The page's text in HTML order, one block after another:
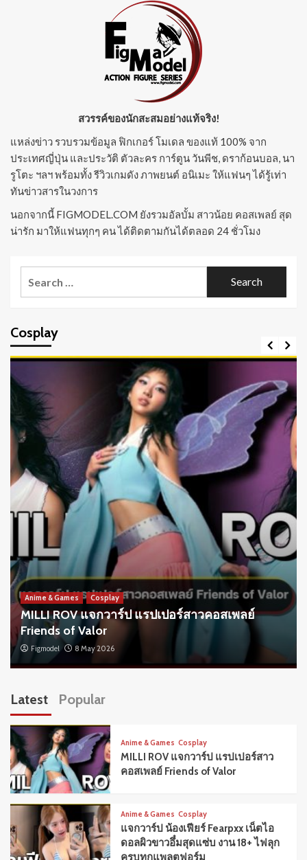
สวรรค์ของนักสะสมอย่างแท้จริง!
แหล่งข่าว รวบรวมข้อมูล ฟิกเกอร์ โมเดล ของแท้ 100% จาก
ประเทศญี่ปุ่น และประวัติ ตัวละคร การ์ตูน วันพีช, ดราก้อนบอล, นา
รูโตะ ฯลฯ พร้อมทั้ง รีวิวเกมดัง ภาพยนต์ อนิเมะ ให้แฟนๆ ได้รู้เท่า
ทันข่าวสารในวงการ
นอกจากนี้ FIGMODEL.COM ยังรวมอัลบั้ม สาวน้อย คอสเพลย์ สุด
น่ารัก มาให้แฟนทุกๆ คน ได้ติดตามกันได้ตลอด 24 ชั่วโมง
Cosplay
Anime & Games Cosplay
MILLI ROV แจกวาร์ป แรปเปอร์สาวคอสเพลย์
Friends of Valor
Figmodel 8 May 2026
Latest Popular
Anime & Games Cosplay
MILLI ROV แจกวาร์ป แรปเปอร์สาว
คอสเพลย์ Friends of Valor
Anime & Games Cosplay
แจกวาร์ป น้องเฟียร์ Fearpxx เน็ตไอ
ดอลผิวขาวอึ๋มสุดแซ่บ งาน 18+ ไฟลุก
ครบทุกแพลตฟอร์ม